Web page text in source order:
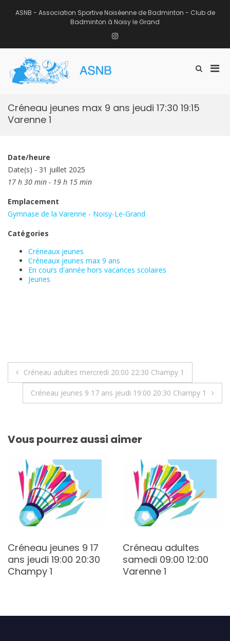
ASNB - Association Sportive Noiséenne de Badminton - Club de
Badminton à Noisy le Grand
Instagram
Afficher
recherche
Créneau jeunes max 9 ans jeudi 17:30 19:15
Varenne 1
Date/heure
Date(s) - 31 juillet 2025
17 h 30 min - 19 h 15 min
Emplacement
Gymnase de la Varenne - Noisy-Le-Grand
Catégories
Créneaux jeunes
Créneaux jeunes max 9 ans
En cours d'année hors vacances scolaires
Jeunes
Navigation
Créneau adultes mercredi 20:00 22:30 Champy 1
Créneau jeunes 9 17 ans jeudi 19:00 20:30 Champy 1
Vous pourrez aussi aimer
Créneau jeunes 9 17
ans jeudi 19:00 20:30
Champy 1
Créneau adultes
samedi 09:00 12:00
Varenne 1